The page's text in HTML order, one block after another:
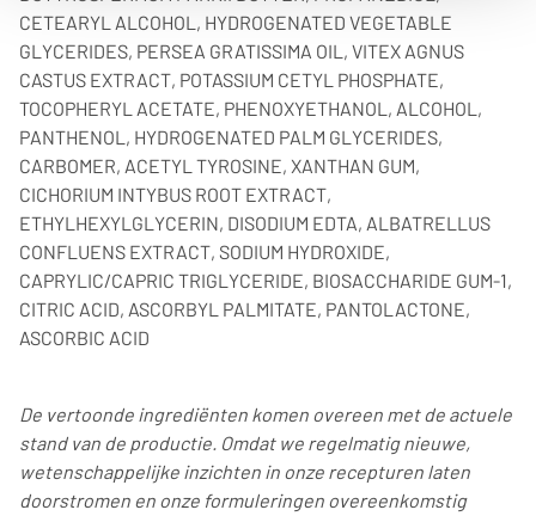
CETEARYL ALCOHOL, HYDROGENATED VEGETABLE
GLYCERIDES, PERSEA GRATISSIMA OIL, VITEX AGNUS
CASTUS EXTRACT, POTASSIUM CETYL PHOSPHATE,
TOCOPHERYL ACETATE, PHENOXYETHANOL, ALCOHOL,
PANTHENOL, HYDROGENATED PALM GLYCERIDES,
CARBOMER, ACETYL TYROSINE, XANTHAN GUM,
CICHORIUM INTYBUS ROOT EXTRACT,
ETHYLHEXYLGLYCERIN, DISODIUM EDTA, ALBATRELLUS
CONFLUENS EXTRACT, SODIUM HYDROXIDE,
CAPRYLIC/CAPRIC TRIGLYCERIDE, BIOSACCHARIDE GUM-1,
CITRIC ACID, ASCORBYL PALMITATE, PANTOLACTONE,
ASCORBIC ACID
De vertoonde ingrediënten komen overeen met de actuele
stand van de productie. Omdat we regelmatig nieuwe,
wetenschappelijke inzichten in onze recepturen laten
doorstromen en onze formuleringen overeenkomstig